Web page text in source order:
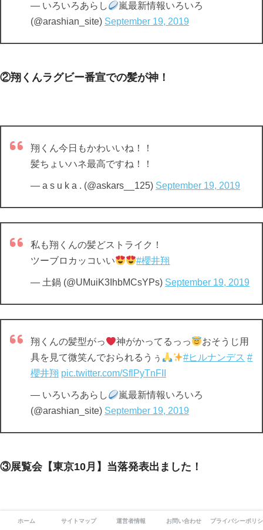
— いろいろあらし
嵐最新情報いろいろ
(@arashian_site) September 19, 2019
②翔くんラグビー番宣での髪が神！
翔くん今日もかわいいね！！
髪ちょいハネ最高ですね！！
— a s u k a . (@askars__125) September 19, 2019
私も翔くんの髪どストライク！
ツーブロカッコいい
#櫻井翔
— 土鍋 (@UMuiK3IhbMCsYPs) September 19, 2019
翔くんの髪型がっ 神がかってるっっ
おそうじ用
具を見て微笑んでおられるうぅ
#ヒルナンデス #
櫻井翔 pic.twitter.com/SflPyTnFII
— いろいろあらし
嵐最新情報いろいろ
(@arashian_site) September 19, 2019
③展覧会【東京10月】当落発表出ました！
ホーム サイトマップ 運営者情報 お問い合わせ プライバシーポリ